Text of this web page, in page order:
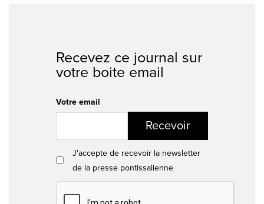
Recevez ce journal sur
votre boite email
Votre email
Recevoir
J'accepte de recevoir la newsletter
de la presse pontissalienne